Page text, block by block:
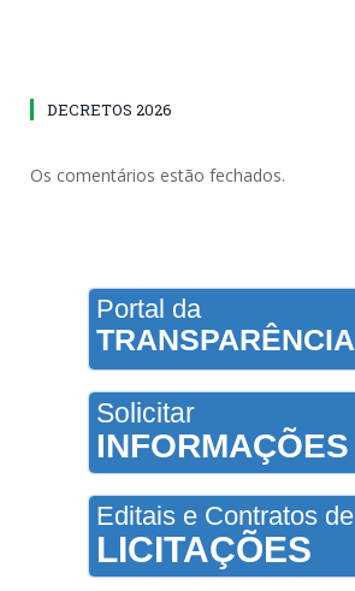
DECRETOS 2026
Os comentários estão fechados.
Portal da
TRANSPARÊNCIA
Solicitar
INFORMAÇÕES
Editais e Contratos de
LICITAÇÕES